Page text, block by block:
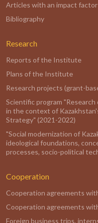
Articles with an impact factor
Bibliography
Research
Reports of the Institute
Plans of the Institute
Research projects (grant-
Scientific program
in the context of
Strategy" (2021-2022)
"Social modernization of
ideological foundations,
processes, socio-political
Cooperation
Cooperation agreements
Cooperation agreements
Foreign business trips,